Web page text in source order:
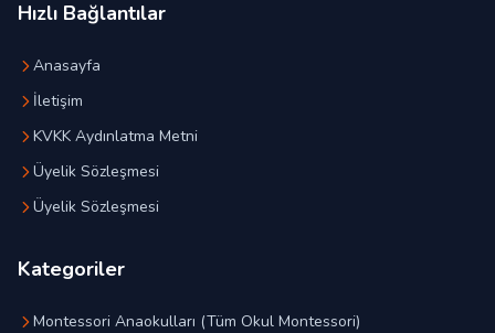
Hızlı Bağlantılar
Anasayfa
İletişim
KVKK Aydınlatma Metni
Üyelik Sözleşmesi
Üyelik Sözleşmesi
Kategoriler
Montessori Anaokulları (Tüm Okul Montessori)